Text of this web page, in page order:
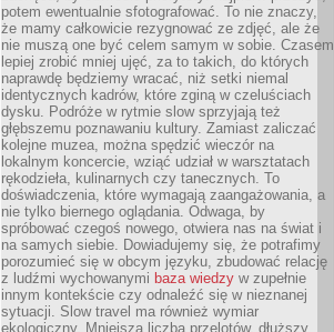
potem ewentualnie sfotografować. To nie znaczy,
że mamy całkowicie rezygnować ze zdjęć, ale że
nie muszą one być celem samym w sobie. Czasem
lepiej zrobić mniej ujęć, za to takich, do których
naprawdę będziemy wracać, niż setki niemal
identycznych kadrów, które zginą w czeluściach
dysku. Podróże w rytmie slow sprzyjają też
głębszemu poznawaniu kultury. Zamiast zaliczać
kolejne muzea, można spędzić wieczór na
lokalnym koncercie, wziąć udział w warsztatach
rękodzieła, kulinarnych czy tanecznych. To
doświadczenia, które wymagają zaangażowania, a
nie tylko biernego oglądania. Odwaga, by
spróbować czegoś nowego, otwiera nas na świat i
na samych siebie. Dowiadujemy się, że potrafimy
porozumieć się w obcym języku, zbudować relację
z ludźmi wychowanymi baza wiedzy w zupełnie
innym kontekście czy odnaleźć się w nieznanej
sytuacji. Slow travel ma również wymiar
ekologiczny. Mniejsza liczba przelotów, dłuższy